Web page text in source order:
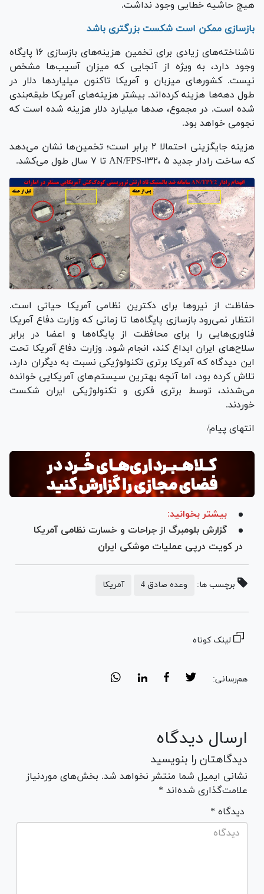
هیچ حاشیه خطایی وجود نداشت.
بازسازی ممکن است شکست بزرگتری باشد
ناشناخته‌های زیادی برای تخمین هزینه‌های بازسازی ۱۶ پایگاه
وجود دارد، به ویژه از آنجایی که میزان آسیب‌ها مشخص
نیست. کشور‌های میزبان و آمریکا تاکنون میلیارد‌ها دلار در
طول دهه‌ها هزینه کرده‌اند. بیشتر هزینه‌های آمریکا طبقه‌بندی
شده است. در مجموع، صد‌ها میلیارد دلار هزینه شده است که
نجومی خواهد بود.
هزینه جایگزینی احتمالا ۲ برابر است؛ تخمین‌ها نشان می‌دهد
که ساخت رادار جدید AN/FPS-۱۳۲، ۵ تا ۷ سال طول می‌کشد.
حفاظت از نیرو‌ها برای دکترین نظامی آمریکا حیاتی است.
انتظار نمی‌رود بازسازی پایگاه‌ها تا زمانی که وزارت دفاع آمریکا
فناوری‌هایی را برای محافظت از پایگاه‌ها و اعضا در برابر
سلاح‌های ایران ابداع کند، انجام شود. وزارت دفاع آمریکا تحت
این دیدگاه که آمریکا برتری تکنولوژیکی نسبت به دیگران دارد،
تلاش کرده بود، اما آنچه بهترین سیستم‌های آمریکایی خوانده
می‌شدند، توسط برتری فکری و تکنولوژیکی ایران شکست
خوردند.
انتهای پیام/
بیشتر بخوانید:
گزارش بلومبرگ از جراحات و خسارت نظامی آمریکا
در کویت درپی عملیات موشکی ایران
برچسب ها: وعده صادق 4 آمریکا
لینک کوتاه
هم‌رسانی:
ارسال دیدگاه
دیدگاهتان را بنویسید
نشانی ایمیل شما منتشر نخواهد شد. بخش‌های موردنیاز
علامت‌گذاری شده‌اند *
* دیدگاه